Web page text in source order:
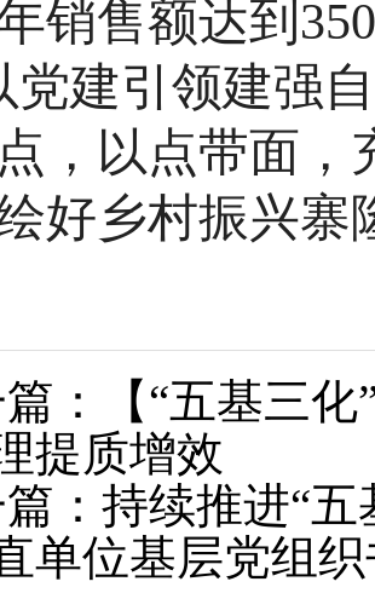
销售额达到
党建引领建强
，以点带面，
好乡村振兴寨
篇：【“五基三
提质增效
：持续推进“
单位基层党组